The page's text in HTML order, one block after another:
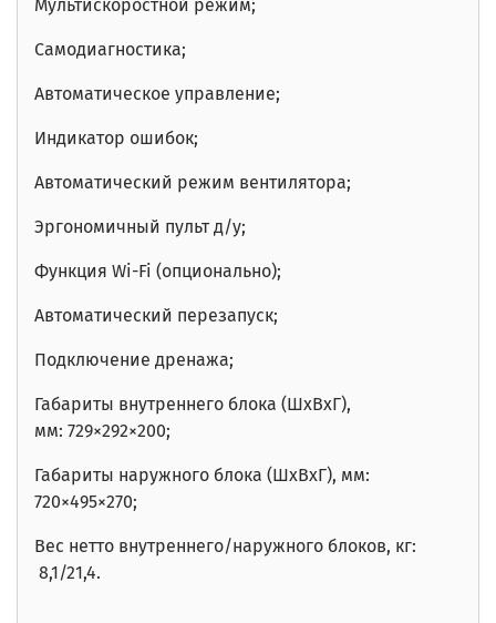
Мультискоростной режим;
Самодиагностика;
Автоматическое управление;
Индикатор ошибок;
Автоматический режим вентилятора;
Эргономичный пульт д/у;
Функция Wi-Fi (опционально);
Автоматический перезапуск;
Подключение дренажа;
Габариты внутреннего блока (ШxВxГ),
мм: 729×292×200;
Габариты наружного блока (ШxВxГ), мм:
720×495×270;
Вес нетто внутреннего/наружного блоков, кг:
8,1/21,4.